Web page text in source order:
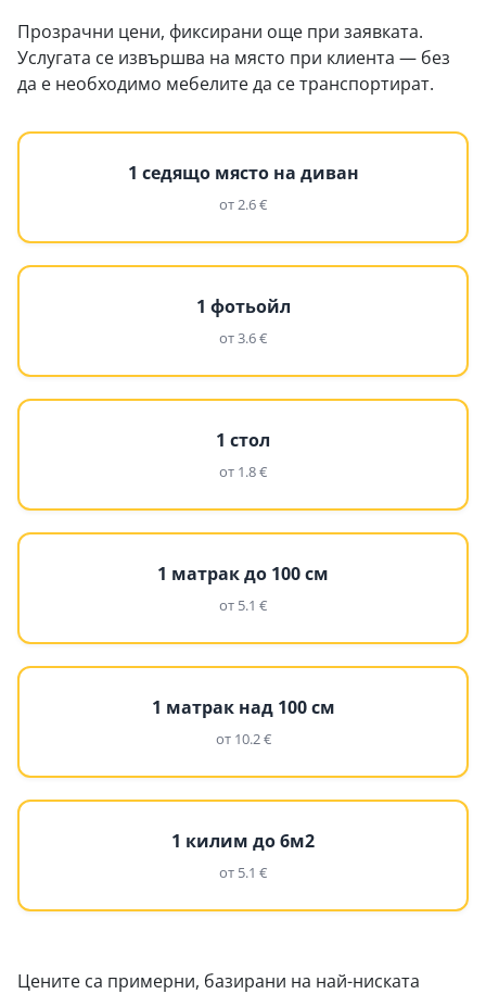
Прозрачни цени, фиксирани още при заявката.
Услугата се извършва на място при клиента — без
да е необходимо мебелите да се транспортират.
1 седящо място на диван
от 2.6 €
1 фотьойл
от 3.6 €
1 стол
от 1.8 €
1 матрак до 100 см
от 5.1 €
1 матрак над 100 см
от 10.2 €
1 килим до 6м2
от 5.1 €
Цените са примерни, базирани на най-ниската